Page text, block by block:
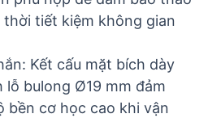
tiết kiệm không gian
Kết cấu mặt bích dày
lỗ bulong Ø19 mm đảm
bền cơ học cao khi vận